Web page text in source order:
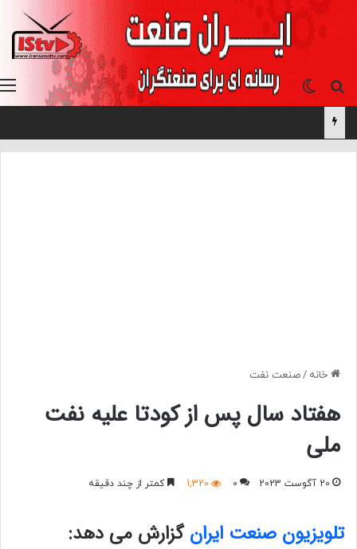
جستجو برایتغییر پوسته
خانه /صنعت نفت
هفتاد سال پس از کودتا علیه نفت
ملی
20 آگوست 2023 0
1,320 کمتر از چند دقیقه
تلویزیون صنعت ایرانگزارش می دهد: